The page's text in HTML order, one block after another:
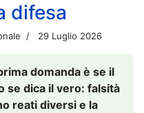
difesa
29 Luglio 2026
domanda è se il
se dica il vero: falsità
reati diversi e la